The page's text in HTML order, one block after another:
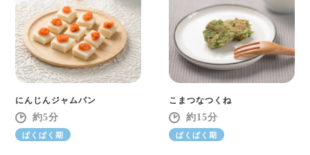
にんじんジャムパン
5
ぱくぱく期
こまつなつくね
15
ぱくぱく期